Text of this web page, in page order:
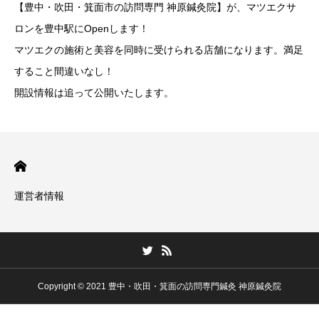
【豊中・吹田・箕面市の訪問専門 神原鍼灸院】が、マツエクサ
ロンを豊中駅にOpenします！
マツエクの施術と美容を同時に受けられる店舗になります。満足
すること間違いなし！
開設情報は追って公開いたします。
運営者情報
Copyright © 2021 豊中・吹田・箕面の訪問専門鍼灸 神原鍼灸院